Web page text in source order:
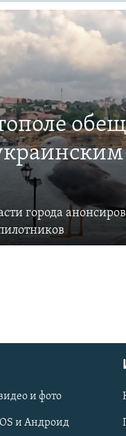
города
и фото
и Андроид